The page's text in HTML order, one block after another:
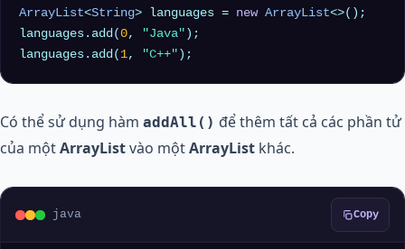
ArrayList<String> languages = new ArrayList<>();
languages.add( 0, "Java" );
languages.add( 1, "C++"
Có thể sử dụng hàm addAll() để thêm tất cả các phần tử
của mộtArrayListvào mộtArrayList khác.
java Copy